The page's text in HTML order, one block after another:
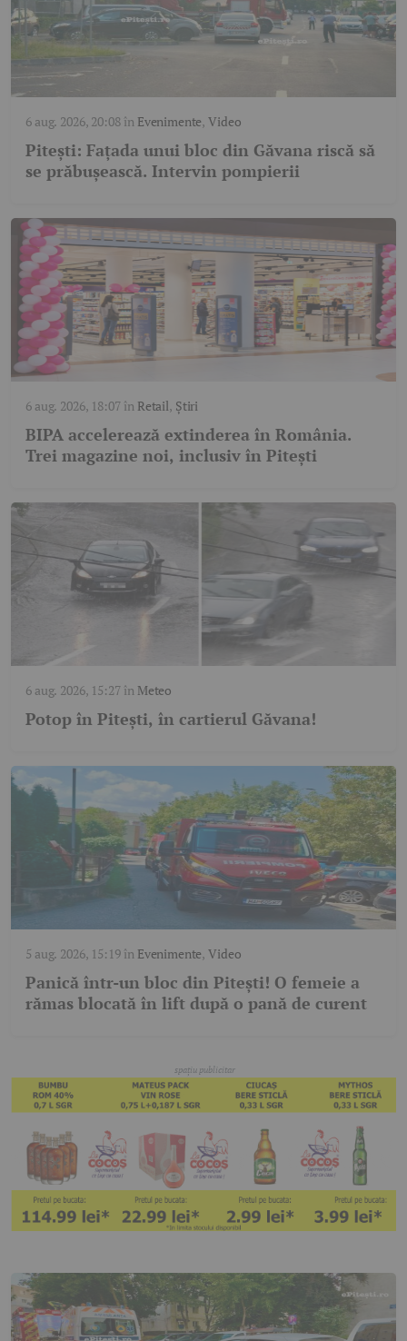
6 aug. 2026, 20:08în Evenimente,Video
Pitești: Fațada unui bloc din Găvana riscă să
se prăbușească. Intervin pompierii
6 aug. 2026, 18:07în Retail, Știri
BIPA accelerează extinderea în România.
Trei magazine noi, inclusiv în Pitești
6 aug. 2026, 15:27în Meteo
Potop în Pitești, în cartierul Găvana!
5 aug. 2026, 15:19în Evenimente,Video
Panică într-un bloc din Pitești! O femeie a
rămas blocată în lift după o pană de curent